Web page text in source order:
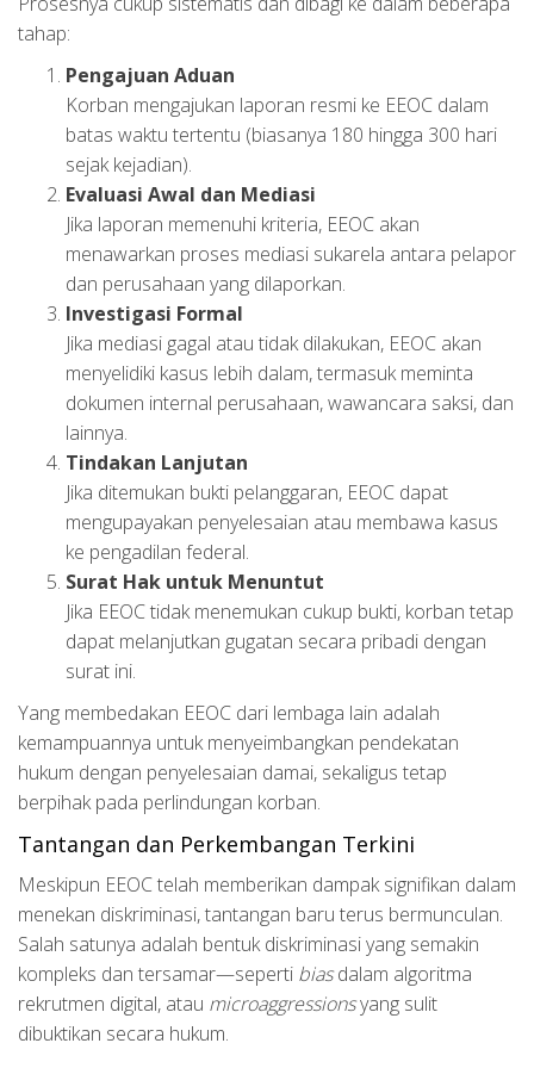
tahap:
Pengajuan Aduan
Korban mengajukan laporan resmi ke EEOC dalam
batas waktu tertentu (biasanya 180 hingga 300 hari
sejak kejadian).
Evaluasi Awal dan Mediasi
Jika laporan memenuhi kriteria, EEOC akan
menawarkan proses mediasi sukarela antara pelapor
dan perusahaan yang dilaporkan.
Investigasi Formal
Jika mediasi gagal atau tidak dilakukan, EEOC akan
menyelidiki kasus lebih dalam, termasuk meminta
dokumen internal perusahaan, wawancara saksi, dan
lainnya.
Tindakan Lanjutan
Jika ditemukan bukti pelanggaran, EEOC dapat
mengupayakan penyelesaian atau membawa kasus
ke pengadilan federal.
Surat Hak untuk Menuntut
Jika EEOC tidak menemukan cukup bukti, korban tetap
dapat melanjutkan gugatan secara pribadi dengan
surat ini.
Yang membedakan EEOC dari lembaga lain adalah
kemampuannya untuk menyeimbangkan pendekatan
hukum dengan penyelesaian damai, sekaligus tetap
berpihak pada perlindungan korban.
Tantangan dan Perkembangan Terkini
Meskipun EEOC telah memberikan dampak signifikan dalam
menekan diskriminasi, tantangan baru terus bermunculan.
Salah satunya adalah bentuk diskriminasi yang semakin
kompleks dan tersamar—seperti biasdalam algoritma
rekrutmen digital, atau microaggressionsyang sulit
dibuktikan secara hukum.